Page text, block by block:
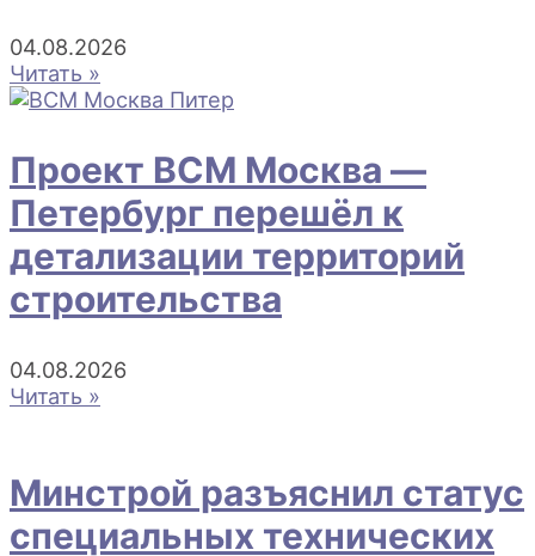
04.08.2026
Читать »
Проект ВСМ Москва —
Петербург перешёл к
детализации территорий
строительства
04.08.2026
Читать »
Минстрой разъяснил статус
специальных технических